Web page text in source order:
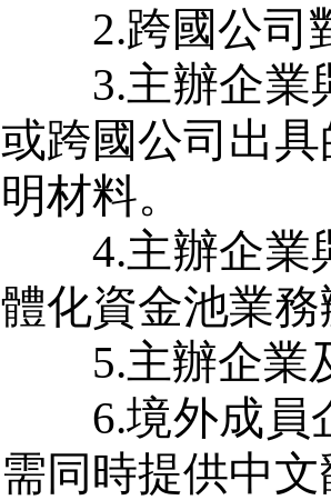
2.跨國公司
3.主辦企業
或跨國公司出
明材料。
4.主辦企業
體化資金池業
5.主辦企業
6.境外成員
需同時提供中